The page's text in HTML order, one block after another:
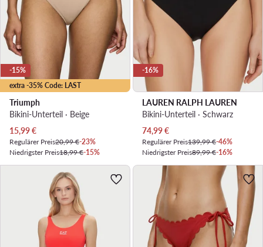
extra -35% Code: LAST
-15%
Triumph
Bikini-Unterteil · Beige
Aktueller Preis
15,99€
Regulärer Preis20,99 €-23%
Niedrigster Preis18,99 €-15%
-16%
LAUREN RALPH LAUREN
Bikini-Unterteil · Schwarz
Aktueller Preis
74,99€
Regulärer Preis139,99 €-46%
Niedrigster Preis89,99 €-16%